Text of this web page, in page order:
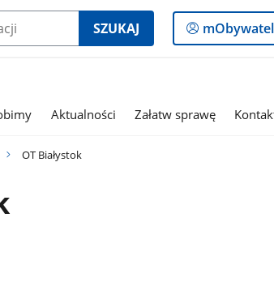
SZUKAJ
Logowanie
do
mObywatel
Aktualności Załatw sprawę
OT Białystok